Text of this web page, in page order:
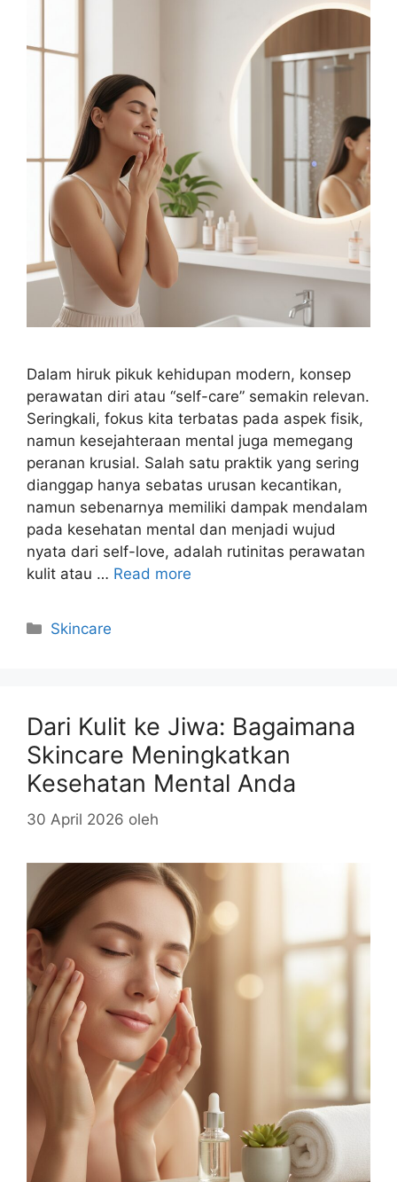
Dalam hiruk pikuk kehidupan modern, konsep
perawatan diri atau “self-care” semakin relevan.
Seringkali, fokus kita terbatas pada aspek fisik,
namun kesejahteraan mental juga memegang
peranan krusial. Salah satu praktik yang sering
dianggap hanya sebatas urusan kecantikan,
namun sebenarnya memiliki dampak mendalam
pada kesehatan mental dan menjadi wujud
nyata dari self-love, adalah rutinitas perawatan
kulit atau … Read more
Kategori
Skincare
Dari Kulit ke Jiwa: Bagaimana
Skincare Meningkatkan
Kesehatan Mental Anda
30 April 2026 oleh